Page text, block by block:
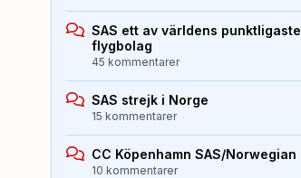
SAS ett av världens punktligaste
flygbolag
45 kommentarer
SAS strejk i Norge
15 kommentarer
CC Köpenhamn SAS/Norwegian
10 kommentarer